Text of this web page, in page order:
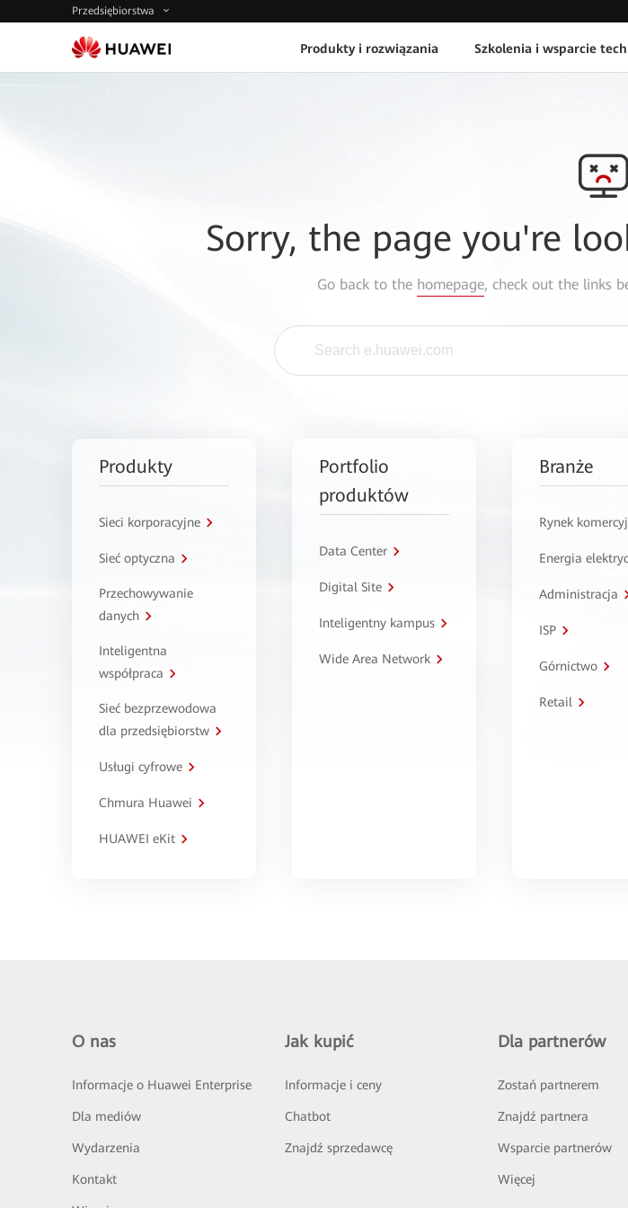
Przedsiębiorstwa
Produkty i rozwiązania Szkolenia i wsparcie
Sorry, the page you're
Go back to the homepage, check out the links
Produkty
Sieci korporacyjne
Sieć optyczna
Przechowywanie
danych
Inteligentna
współpraca
Sieć bezprzewodowa
dla przedsiębiorstw
Usługi cyfrowe
Chmura Huawei
HUAWEI eKit
Portfolio
produktów
Data Center
Digital Site
Inteligentny kampus
Wide Area Network
Branże
Rynek
Energia
Administracja
ISP
Górnictwo
Retail
O nas
Informacje o Huawei Enterprise
Dla mediów
Wydarzenia
Kontakt
Jak kupić
Informacje i ceny
Chatbot
Znajdź sprzedawcę
Dla partnerów
Zostań partnerem
Znajdź partnera
Wsparcie partnerów
Więcej